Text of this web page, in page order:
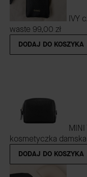
IVY
waste 99,00 zł
DODAJ DO KOSZYKA
kosmetyczka damska
DODAJ DO KOSZYKA